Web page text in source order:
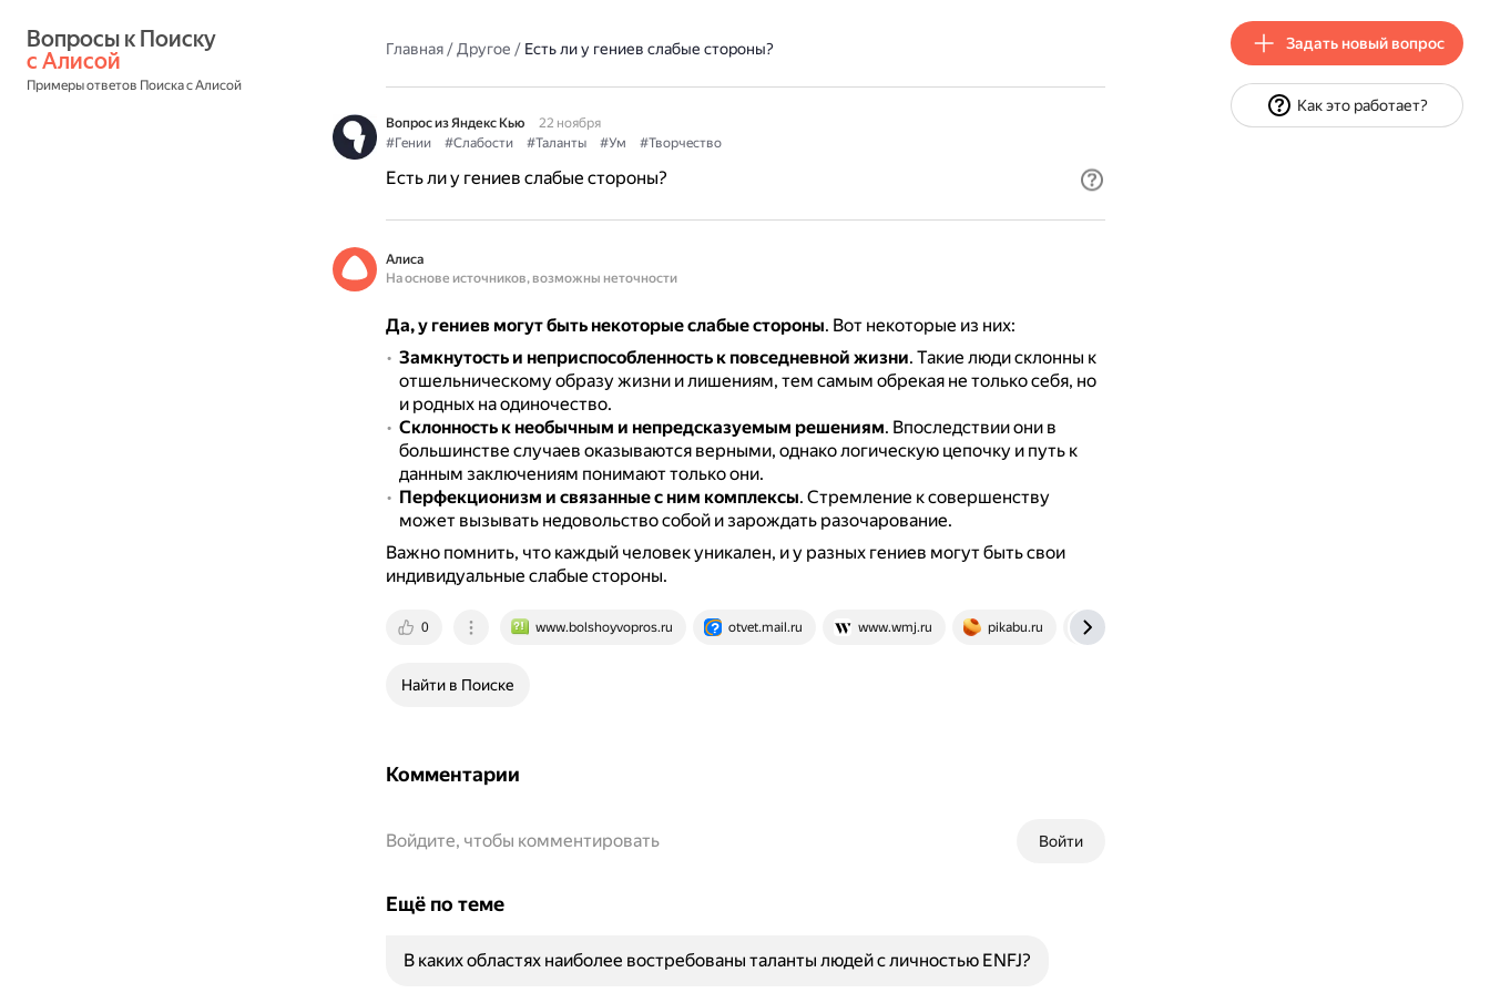
с Алисой
Примеры ответов Поиска с Алисой
Главная/Другое / Есть ли у гениев слабые стороны?
Вопрос из Яндекс Кью
22 ноября
#Гении
#Слабости #Таланты #Ум #Творчество
Есть ли у гениев слабые стороны?
Алиса
На основе источников, возможны неточности
Да, у гениев могут быть некоторые слабые стороны. Вот некоторые из них:
Замкнутость и неприспособленность к повседневной жизни. Такие люди склонны к
отшельническому образу жизни и лишениям, тем самым обрекая не только себя, но
и родных на одиночество.
Склонность к необычным и непредсказуемым решениям. Впоследствии они в
большинстве случаев оказываются верными, однако логическую цепочку и путь к
данным заключениям понимают только они.
Перфекционизм и связанные с ним комплексы. Стремление к совершенству
может вызывать недовольство собой и зарождать разочарование.
Важно помнить, что каждый человек уникален, и у разных гениев могут быть свои
индивидуальные слабые стороны.
0 www.bolshoyvopros.ru otvet.mail.ru www.wmj.ru pikabu.ru
Найти в Поиске
Комментарии
Войти
Войдите, чтобы комментировать
Ещё по теме
В каких областях наиболее востребованы таланты людей с личностью ENFJ?
Задать новый вопрос
Как это работает?